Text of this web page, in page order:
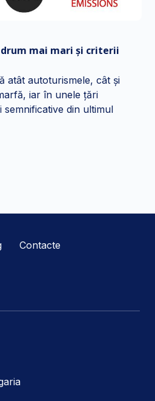
mai mari și criterii
atât autoturismele, cât și
iar în unele țări
semnificative din ultimul
Contacte